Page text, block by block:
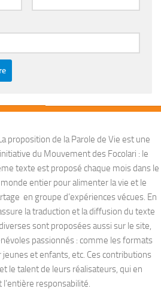
proposition de la Parole de Vie est une
initiative du Mouvement des Focolari : le
texte est proposé chaque mois dans le
monde entier pour alimenter la vie et le
en groupe d’expériences vécues. En
la traduction et la diffusion du texte
sont proposées aussi sur le site,
passionnés : comme les formats
jeunes et enfants, etc. Ces contributions
le talent de leurs réalisateurs, qui en
responsabilité.